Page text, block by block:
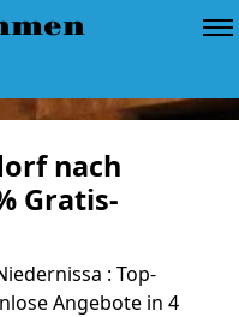
nach
Gratis-
: Top-
Angebote in 4